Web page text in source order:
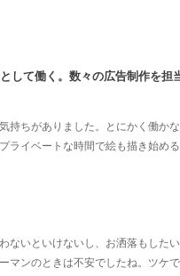
て働く。数々の広告制作を担
持ちがありました。とにかく働か
イベートな時間で絵も描き始め
ないといけないし、お洒落もした
ンのときは不安でしたね。ツケで